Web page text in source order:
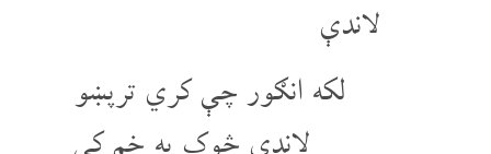
لاندې
لکه انګور چې کري تر‌پښو
لاندې څوک په خم کې